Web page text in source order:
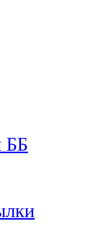
ББ